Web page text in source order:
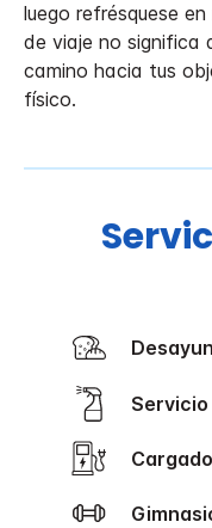
luego refrésquese
de viaje no significa
camino hacia tus
físico.